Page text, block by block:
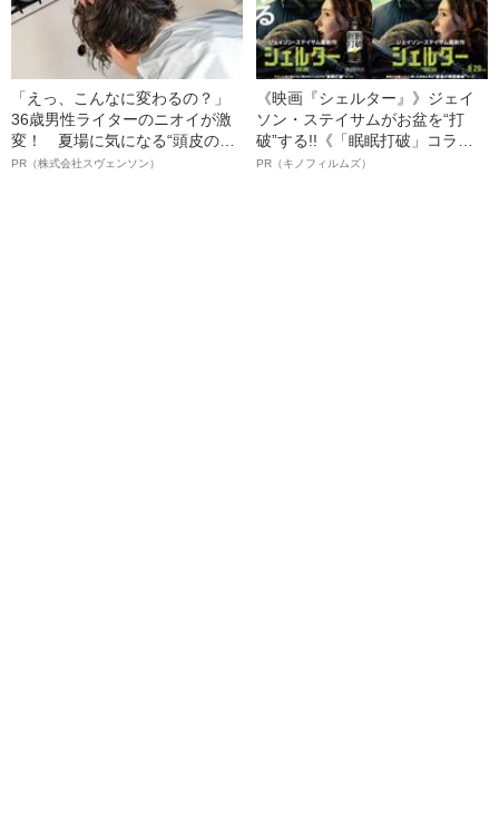
「えっ、こんなに変わるの？」
36歳男性ライターのニオイが激
変！ 夏場に気になる“頭皮のニ
オイ”や“ベタつき”を解消す
PR（株式会社スヴェンソン）
《映画『シェルター』》ジェイ
ソン・ステイサムがお盆を“打
破”する!!《「眠眠打破」コラ
ボ》
PR（キノフィルムズ）